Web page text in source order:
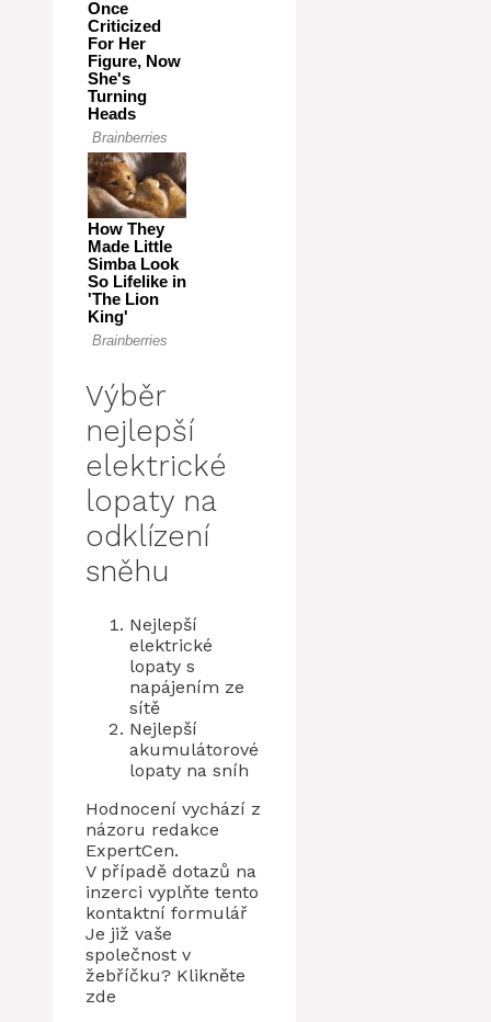
Výběr
nejlepší
elektrické
lopaty na
odklízení
sněhu
Nejlepší
elektrické
lopaty s
napájením ze
sítě
Nejlepší
akumulátorové
lopaty na sníh
Hodnocení vychází z
názoru redakce
ExpertCen.
V případě dotazů na
inzerci vyplňte tento
kontaktní formulář
Je již vaše
společnost v
žebříčku? Klikněte
zde